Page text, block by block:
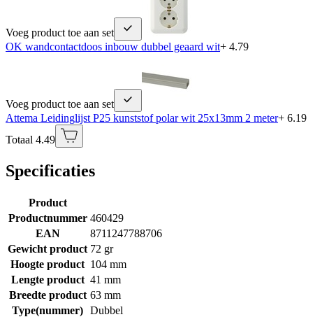
Voeg product toe aan set
OK wandcontactdoos inbouw dubbel geaard wit+ 4.79
Voeg product toe aan set
Attema Leidinglijst P25 kunststof polar wit 25x13mm 2 meter+ 6.19
Totaal 4.49
Specificaties
Product
Productnummer 460429
EAN
8711247788706
Gewicht product 72 gr
Hoogte product 104 mm
Lengte product 41 mm
Breedte product 63 mm
Type(nummer) Dubbel